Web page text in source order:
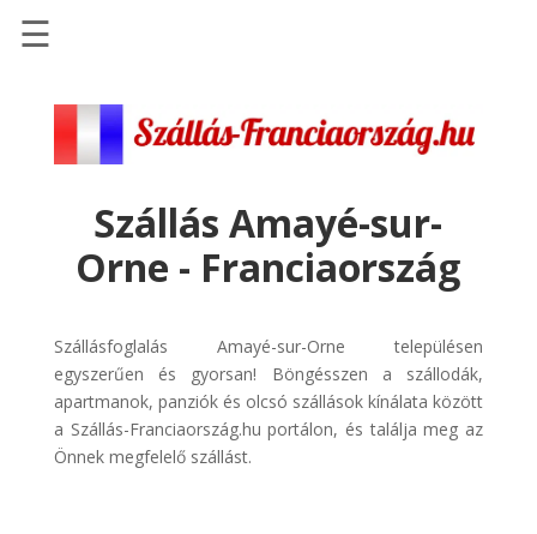
Szállások
Repülőjegy
pénzvisszatérítéssel
Discover
Cars
Transzfer
☰
Szállás Amayé-sur-
Orne - Franciaország
Szállásfoglalás Amayé-sur-Orne településen
egyszerűen és gyorsan! Böngésszen a szállodák,
apartmanok, panziók és olcsó szállások kínálata között
a Szállás-Franciaország.hu portálon, és találja meg az
Önnek megfelelő szállást.